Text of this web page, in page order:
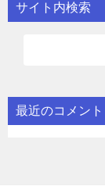
サイト内検索
最近のコメント